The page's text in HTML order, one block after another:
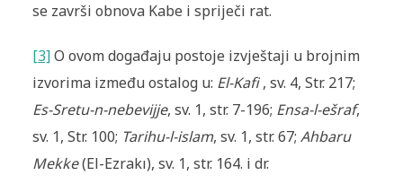
se završi obnova Kabe i spriječi rat.
[3]O ovom događaju postoje izvještaji u brojnim
izvorima između ostalog u: El-Kafi, sv. 4, Str. 217;
Es-Sretu-n-nebevijje, sv. 1, str. 7-196; Ensa-l-ešraf,
sv. 1, Str. 100; Tarihu-l-islam, sv. 1, str. 67; Ahbaru
Mekke(El-Ezrakı), sv. 1, str. 164. i dr.